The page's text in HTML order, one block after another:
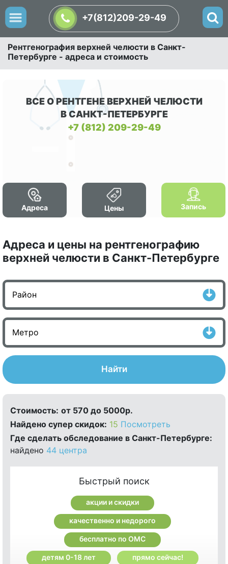
+7(812)209-29-49
Рентгенография верхней челюсти в Санкт-
Петербурге - адреса и стоимость
ВСЕ О РЕНТГЕНЕ ВЕРХНЕЙ ЧЕЛЮСТИ
В САНКТ-ПЕТЕРБУРГЕ
+7 (812) 209-29-49
Адреса Цены Запись
Адреса и цены на рентгенографию
верхней челюсти в Санкт-Петербурге
Найти
Стоимость: от 570 до 5000р.
Найдено cупер скидок: 15 Посмотреть
Где сделать обследование в Санкт-Петербурге:
найдено 44 центра
Быстрый поиск
акции и скидки
качественно и недорого
бесплатно по ОМС
детям 0-18 лет прямо сейчас!